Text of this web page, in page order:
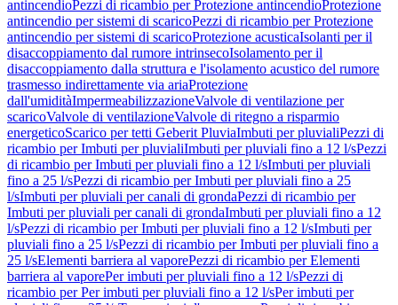
antincendioPezzi di ricambio per Protezione antincendioProtezione
antincendio per sistemi di scaricoPezzi di ricambio per Protezione
antincendio per sistemi di scaricoProtezione acusticaIsolanti per il
disaccoppiamento dal rumore intrinsecoIsolamento per il
disaccoppiamento dalla struttura e l'isolamento acustico del rumore
trasmesso indirettamente via ariaProtezione
dall'umiditàImpermeabilizzazioneValvole di ventilazione per
scaricoValvole di ventilazioneValvole di ritegno a risparmio
energeticoScarico per tetti Geberit PluviaImbuti per pluvialiPezzi di
ricambio per Imbuti per pluvialiImbuti per pluviali fino a 12 l/sPezzi
di ricambio per Imbuti per pluviali fino a 12 l/sImbuti per pluviali
fino a 25 l/sPezzi di ricambio per Imbuti per pluviali fino a 25
l/sImbuti per pluviali per canali di grondaPezzi di ricambio per
Imbuti per pluviali per canali di grondaImbuti per pluviali fino a 12
l/sPezzi di ricambio per Imbuti per pluviali fino a 12 l/sImbuti per
pluviali fino a 25 l/sPezzi di ricambio per Imbuti per pluviali fino a
25 l/sElementi barriera al vaporePezzi di ricambio per Elementi
barriera al vaporePer imbuti per pluviali fino a 12 l/sPezzi di
ricambio per Per imbuti per pluviali fino a 12 l/sPer imbuti per